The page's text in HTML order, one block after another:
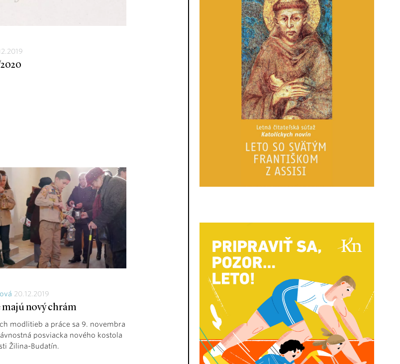
20.12.2019
majú nový chrám
modlitieb a práce sa 9. novembra
posviacka nového kostola
Žilina-Budatín.